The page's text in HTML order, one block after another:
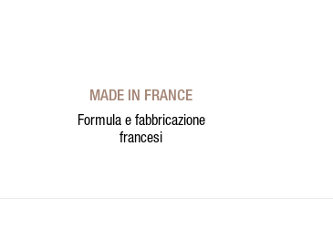
MADE IN FRANCE
Formula e fabbricazione
francesi